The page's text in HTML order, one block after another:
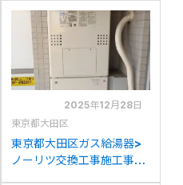
2025年12月28日
東京都大田区
東京都大田区ガス給湯器>
ノーリツ交換工事施工事